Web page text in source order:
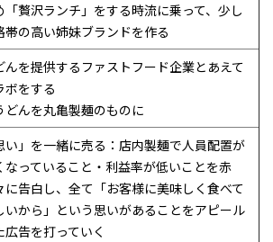
「贅沢ランチ」をする時流に乗って、少し
帯の高い姉妹ブランドを作る
んを提供するファストフード企業とあえて
ボをする
んを丸亀製麺のものに
い」を一緒に売る：店内製麺で人員配置が
なっていること・利益率が低いことを赤
に告白し、全て「お客様に美味しく食べて
いから」という思いがあることをアピール
広告を打っていく